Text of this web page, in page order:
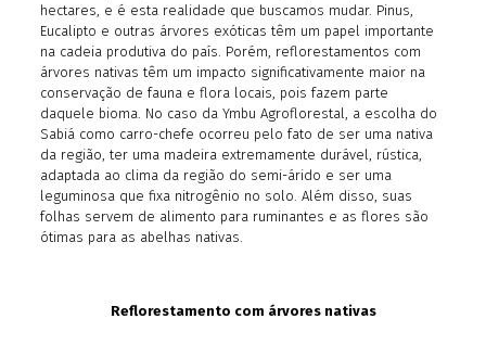
hectares, e é esta realidade que buscamos mudar. Pinus,
Eucalipto e outras árvores exóticas têm um papel importante
na cadeia produtiva do país. Porém, reflorestamentos com
árvores nativas têm um impacto significativamente maior na
conservação de fauna e flora locais, pois fazem parte
daquele bioma. No caso da Ymbu Agroflorestal, a escolha do
Sabiá como carro-chefe ocorreu pelo fato de ser uma nativa
da região, ter uma madeira extremamente durável, rústica,
adaptada ao clima da região do semi-árido e ser uma
leguminosa que fixa nitrogênio no solo. Além disso, suas
folhas servem de alimento para ruminantes e as flores são
ótimas para as abelhas nativas.
Reflorestamento com árvores nativas